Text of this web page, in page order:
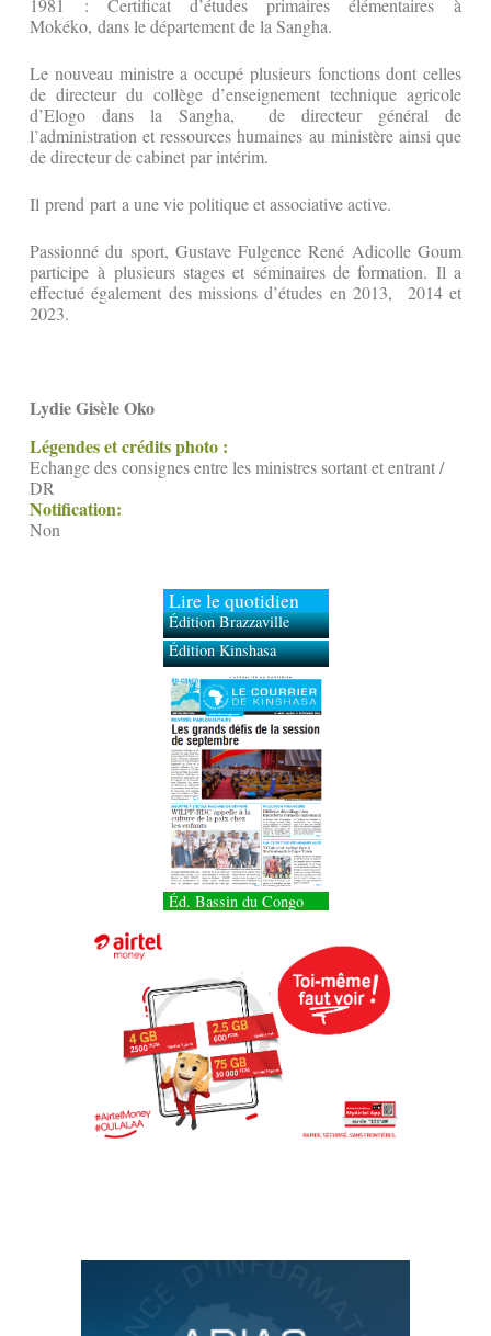
Mokéko, dans le département de la Sangha.
Le nouveau ministre a occupé plusieurs fonctions dont celles
de directeur du collège d’enseignement technique agricole
d’Elogo dans la Sangha, de directeur général de
l’administration et ressources humaines au ministère ainsi que
de directeur de cabinet par intérim.
Il prend part a une vie politique et associative active.
Passionné du sport, Gustave Fulgence René Adicolle Goum
participe à plusieurs stages et séminaires de formation. Il a
effectué également des missions d’études en 2013, 2014 et
2023.
Lydie Gisèle Oko
Légendes et crédits photo :
Echange des consignes entre les ministres sortant et entrant /
DR
Notification:
Non
Lire le quotidien
Édition Brazzaville
Édition Kinshasa
Éd. Bassin du Congo